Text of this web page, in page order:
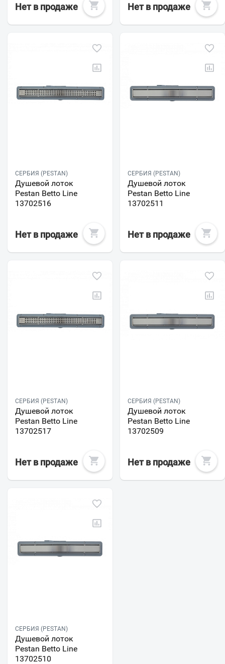
Нет в продаже Нет в продаже
СЕРБИЯ (PESTAN)
Душевой лоток
Pestan Betto Line
13702516
Нет в продаже
СЕРБИЯ (PESTAN)
Душевой лоток
Pestan Betto Line
13702511
Нет в продаже
СЕРБИЯ (PESTAN)
Душевой лоток
Pestan Betto Line
13702517
Нет в продаже
СЕРБИЯ (PESTAN)
Душевой лоток
Pestan Betto Line
13702509
Нет в продаже
СЕРБИЯ (PESTAN)
Душевой лоток
Pestan Betto Line
13702510